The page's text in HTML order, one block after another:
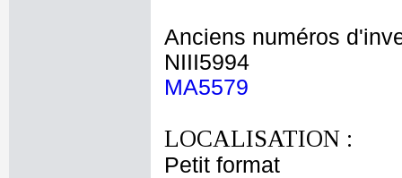
Anciens numéros
NIII5994
MA5579
LOCALISATION :
Petit format